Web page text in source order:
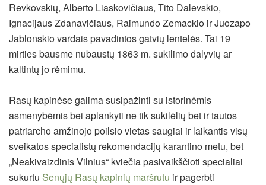
Revkovskių, Alberto Liaskovičiaus, Tito Dalevskio,
Ignacijaus Zdanavičiaus, Raimundo Zemackio ir Juozapo
Jablonskio vardais pavadintos gatvių lentelės. Tai 19
mirties bausme nubaustų 1863 m. sukilimo dalyvių ar
kaltintų jo rėmimu.
Rasų kapinėse galima susipažinti su istorinėmis
asmenybėmis bei aplankyti ne tik sukilėlių bet ir tautos
patriarcho amžinojo poilsio vietas saugiai ir laikantis visų
sveikatos specialistų rekomendacijų karantino metu, bet
„Neakivaizdinis Vilnius“ kviečia pasivaikščioti specialiai
sukurtu Senųjų Rasų kapinių maršrutu ir pagerbti